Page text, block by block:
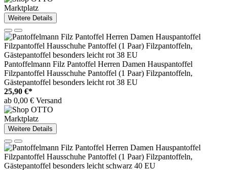
Marktplatz
Weitere Details
Pantoffelmann Filz Pantoffel Herren Damen Hauspantoffel
Filzpantoffel Hausschuhe Pantoffel (1 Paar) Filzpantoffeln,
Gästepantoffel besonders leicht rot 38 EU
25,90 €*
ab 0,00 € Versand
Marktplatz
Weitere Details